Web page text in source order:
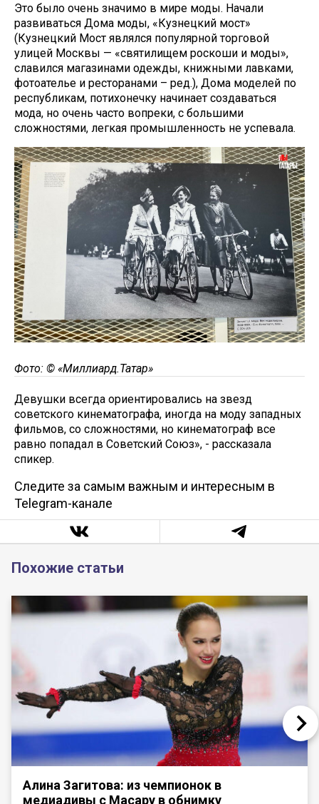
Это было очень значимо в мире моды. Начали
развиваться Дома моды, «Кузнецкий мост»
(Кузнецкий Мост являлся популярной торговой
улицей Москвы — «святилищем роскоши и моды»,
славился магазинами одежды, книжными лавками,
фотоателье и ресторанами – ред.), Дома моделей по
республикам, потихонечку начинает создаваться
мода, но очень часто вопреки, с большими
сложностями, легкая промышленность не успевала.
Фото: © «Миллиард.Татар»
Девушки всегда ориентировались на звезд
советского кинематографа, иногда на моду западных
фильмов, со сложностями, но кинематограф все
равно попадал в Советский Союз», - рассказала
спикер.
Следите за самым важным и интересным в
Telegram-канале
Похожие статьи
Алина Загитова: из чемпионок в
медиадивы с Масару в обнимку